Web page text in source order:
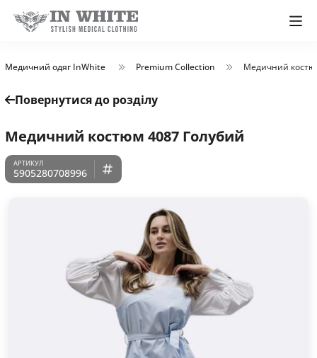
Медичний одяг InWhite Premium Collection Медичний
Повернутися до розділу
Медичний костюм 4087 Голубий
5905280708996